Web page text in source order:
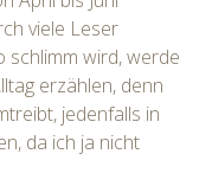
viele Leser
schlimm wird, werde
erzählen, denn
jedenfalls in
da ich ja nicht